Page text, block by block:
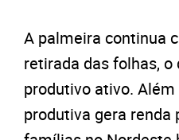
A palmeira continua
retirada das folhas,
produtivo ativo. Além
produtiva gera renda